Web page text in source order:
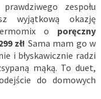
zespołu
wyjątkową okazję
o poręczny
zł! Sama mam go w
i błyskawicznie radzi
mąką. To duet,
do domowych